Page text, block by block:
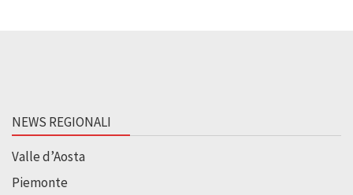
NEWS REGIONALI
Valle d’Aosta
Piemonte